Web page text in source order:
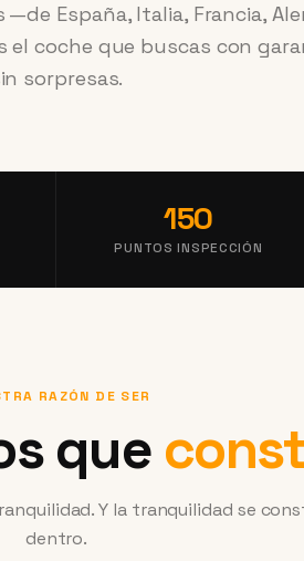
España, Italia, Francia,
el coche que buscas con
sorpresas.
150
PUNTOS INSPECCIÓN
RAZÓN DE SER
que
Y la tranquilidad se
dentro.